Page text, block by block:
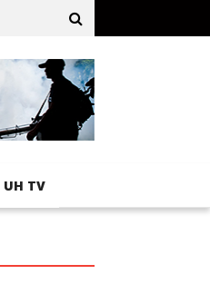
de terracería
UH TV